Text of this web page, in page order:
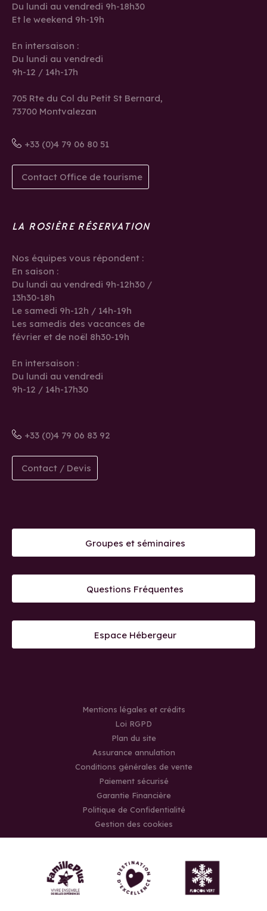
Du lundi au vendredi 9h-18h30
Et le weekend 9h-19h
En intersaison :
Du lundi au vendredi
9h-12 / 14h-17h
705 Rte du Col du Petit St Bernard,
73700 Montvalezan
+33 (0)4 79 06 80 51
Contact Office de tourisme
LA ROSIÈRE RÉSERVATION
Nos équipes vous répondent :
En saison :
Du lundi au vendredi 9h-12h30 /
13h30-18h
Le samedi 9h-12h / 14h-19h
Les samedis des vacances de
février et de noël 8h30-19h
En intersaison :
Du lundi au vendredi
9h-12 / 14h-17h30
+33 (0)4 79 06 83 92
Contact / Devis
Groupes et séminaires
Questions Fréquentes
Espace Hébergeur
Mentions légales et crédits
Loi RGPD
Plan du site
Assurance annulation
Conditions générales de vente
Paiement sécurisé
Garantie Financière
Politique de Confidentialité
Gestion des cookies